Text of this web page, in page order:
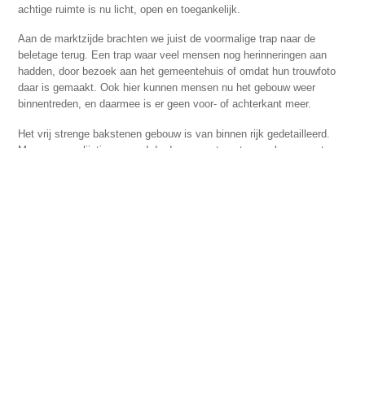
achtige ruimte is nu licht, open en toegankelijk.
Aan de marktzijde brachten we juist de voormalige trap naar de
beletage terug. Een trap waar veel mensen nog herinneringen aan
hadden, door bezoek aan het gemeentehuis of omdat hun trouwfoto
daar is gemaakt. Ook hier kunnen mensen nu het gebouw weer
binnentreden, en daarmee is er geen voor- of achterkant meer.
Het vrij strenge bakstenen gebouw is van binnen rijk gedetailleerd.
Marmeren omlijstingen rond de deuren, natuurstenen vloeren met